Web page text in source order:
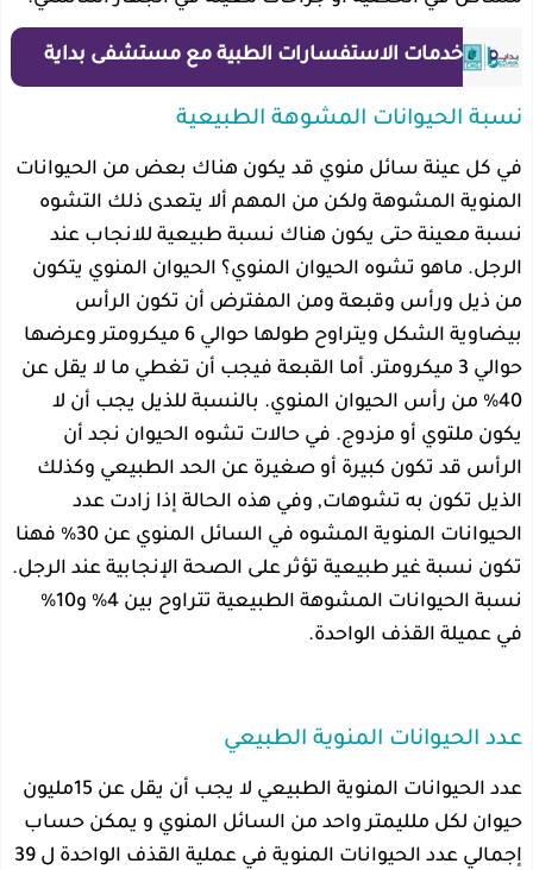
خدمات الاستفسارات الطبية مع مستشفى بداية
نسبة الحيوانات المشوهة الطبيعية
في كل عينة سائل منوي قد يكون هناك بعض من الحيوانات
المنوية المشوهة ولكن من المهم ألا يتعدى ذلك التشوه
نسبة معينة حتى يكون هناك نسبة طبيعية للانجاب عند
الرجل. ماهو تشوه الحيوان المنوي؟ الحيوان المنوي يتكون
من ذيل ورأس وقبعة ومن المفترض أن تكون الرأس
بيضاوية الشكل ويتراوح طولها حوالي 6 ميكرومتر وعرضها
حوالي 3 ميكرومتر. أما القبعة فيجب أن تغطي ما لا يقل عن
40% من رأس الحيوان المنوي. بالنسبة للذيل يجب أن لا
يكون ملتوي أو مزدوج. في حالات تشوه الحيوان نجد أن
الرأس قد تكون كبيرة أو صغيرة عن الحد الطبيعي وكذلك
الذيل تكون به تشوهات, وفي هذه الحالة إذا زادت عدد
الحيوانات المنوية المشوه في السائل المنوي عن 30% فهنا
تكون نسبة غير طبيعية تؤثر على الصحة الإنجابية عند الرجل.
نسبة الحيوانات المشوهة الطبيعية تتراوح بين 4% و10%
في عميلة القذف الواحدة.
عدد الحيوانات المنوية الطبيعي
عدد الحيوانات المنوية الطبيعي لا يجب أن يقل عن 15مليون
حيوان لكل ملليمتر واحد من السائل المنوي و يمكن حساب
إجمالي عدد الحيوانات المنوية في عملية القذف الواحدة ل 39